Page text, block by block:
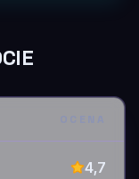
4,7